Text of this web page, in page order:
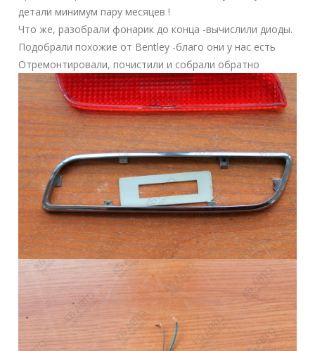
детали минимум пару месяцев !
Что же, разобрали фонарик до конца -вычислили диоды.
Подобрали похожие от Bentley -благо они у нас есть
Отремонтировали, почистили и собрали обратно